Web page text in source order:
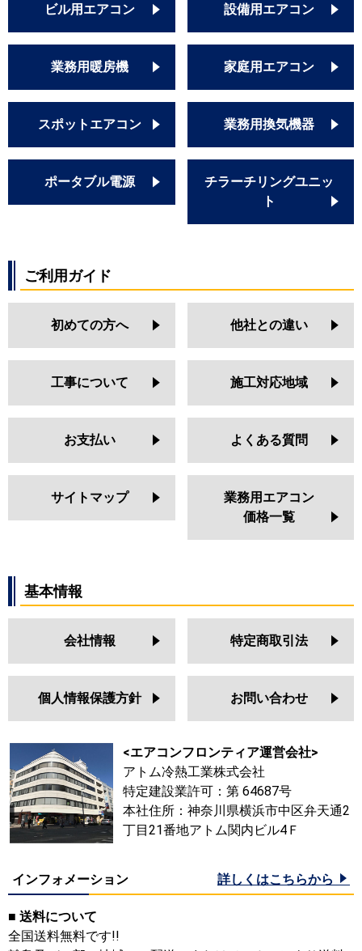
ビル用エアコン 設備用エアコン
業務用暖房機 家庭用エアコン
スポットエアコン 業務用換気機器
ポータブル電源
チラーチリングユニッ
ト
ご利用ガイド
初めての方へ 他社との違い
工事について 施工対応地域
お支払い よくある質問
サイトマップ
業務用エアコン
価格一覧
基本情報
会社情報 特定商取引法
個人情報保護方針 お問い合わせ
<エアコンフロンティア運営会社>
アトム冷熱工業株式会社
特定建設業許可：第 64687号
本社住所：神奈川県横浜市中区弁天通2
丁目21番地アトム関内ビル4Ｆ
インフォメーション 詳しくはこちらから
■ 送料について
全国送料無料です!!